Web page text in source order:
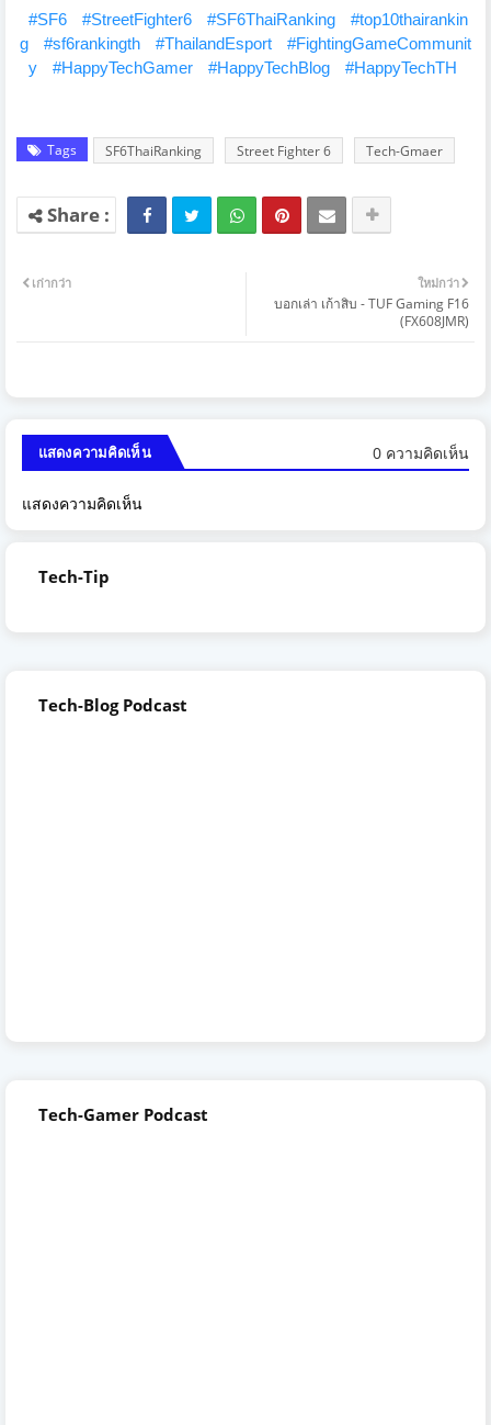
#SF6 #StreetFighter6 #SF6ThaiRanking
#top10thairankin
g
#sf6rankingth #ThailandEsport
#FightingGameCommunit
y
#HappyTechGamer #HappyTechBlog #HappyTechTH
Tags SF6ThaiRanking Street Fighter 6 Tech-Gmaer
ใหม่กว่า
บอกเล่า เก้าสิบ - TUF Gaming F16
(FX608JMR)
เก่ากว่า
แสดงความคิดเห็น 0 ความคิดเห็น
แสดงความคิดเห็น
Tech-Tip
Tech-Blog Podcast
Tech-Gamer Podcast